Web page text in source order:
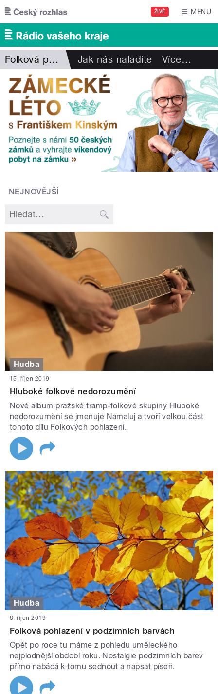
Přejít k hlavnímu obsahu
ŽIVĚ MENU
Folková pohlazení Jak nás naladíte Více…
NEJNOVĚJŠÍ
Hudba
15. říjen 2019
Hluboké folkové nedorozumění
Nové album pražské tramp-folkové skupiny Hluboké
nedorozumění se jmenuje Namaluj a tvoří velkou část
tohoto dílu Folkových pohlazení.
Hudba
8. říjen 2019
Folková pohlazení v podzimních barvách
Opět po roce tu máme z pohledu uměleckého
nejplodnější období roku. Nostalgie podzimních barev
přímo nabádá k tomu sednout a napsat píseň.